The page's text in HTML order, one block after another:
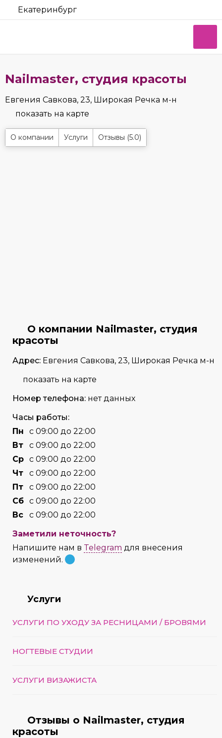
Екатеринбург
Nailmaster, студия красоты
Евгения Савкова, 23, Широкая Речка м-н
показать на карте
О компании Услуги Отзывы (5.0)
О компании Nailmaster, студия
красоты
Адрес: Евгения Савкова, 23, Широкая Речка м-н
показать на карте
Номер телефона: нет данных
Часы работы:
Пн
с 09:00 до 22:00
Вт
с 09:00 до 22:00
Cр с 09:00 до 22:00
Чт
с 09:00 до 22:00
Пт
с 09:00 до 22:00
Сб с 09:00 до 22:00
Вс
с 09:00 до 22:00
Заметили неточность?
Напишите нам в Telegram для внесения
изменений.
Услуги
УСЛУГИ ПО УХОДУ ЗА РЕСНИЦАМИ / БРОВЯМИ
НОГТЕВЫЕ СТУДИИ
УСЛУГИ ВИЗАЖИСТА
Отзывы о Nailmaster, студия
красоты